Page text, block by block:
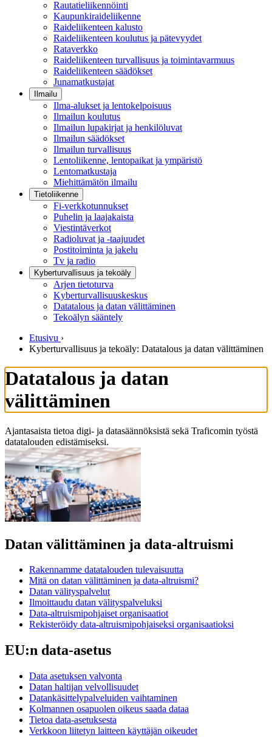
Rautatieliikennöinti
Kaupunkiraideliikenne
Raideliikenteen kalusto
Raideliikenteen koulutus ja pätevyydet
Rataverkko
Raideliikenteen turvallisuus ja toimintavarmuus
Raideliikenteen säädökset
Junamatkustajat
Ilmailu
Ilma-alukset ja lentokelpoisuus
Ilmailun koulutus
Ilmailun lupakirjat ja henkilöluvat
Ilmailun säädökset
Ilmailun turvallisuus
Lentoliikenne, lentopaikat ja ympäristö
Lentomatkustaja
Miehittämätön ilmailu
Tietoliikenne
Fi-verkkotunnukset
Puhelin ja laajakaista
Viestintäverkot
Radioluvat ja -taajuudet
Postitoiminta ja jakelu
Tv ja radio
Kyberturvallisuus ja tekoäly
Arjen tietoturva
Kyberturvallisuuskeskus
Datatalous ja datan välittäminen
Tekoälyn sääntely
Etusivu ›
Kyberturvallisuus ja tekoäly: Datatalous ja datan välittäminen
Datatalous ja datan
välittäminen
Ajantasaista tietoa digi- ja datasäännöksistä sekä Traficomin työstä
datatalouden edistämiseksi.
Datan välittäminen ja data-altruismi
Rakennamme datatalouden tulevaisuutta
Mitä on datan välittäminen ja data-altruismi?
Datan välityspalvelut
Ilmoittaudu datan välityspalveluksi
Data-altruismipohjaiset organisaatiot
Rekisteröidy data-altruismipohjaiseksi organisaatioksi
EU:n data-asetus
Data asetuksen valvonta
Datan haltijan velvollisuudet
Datankäsittelypalveluiden vaihtaminen
Kolmannen osapuolen oikeus saada dataa
Tietoa data-asetuksesta
Verkkoon liitetyn laitteen käyttäjän oikeudet